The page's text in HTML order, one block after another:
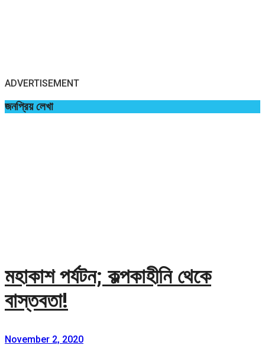
ADVERTISEMENT
জনপ্রিয় লেখা
মহাকাশ পর্যটন; কল্পকাহীনি থেকে
বাস্তবতা!
November 2, 2020